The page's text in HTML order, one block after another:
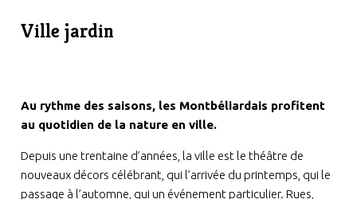
Ville jardin
Au rythme des saisons, les Montbéliardais profitent
au quotidien de la nature en ville.
Depuis une trentaine d’années, la ville est le théâtre de
nouveaux décors célébrant, qui l’arrivée du printemps, qui le
passage à l’automne, qui un événement particulier. Rues,